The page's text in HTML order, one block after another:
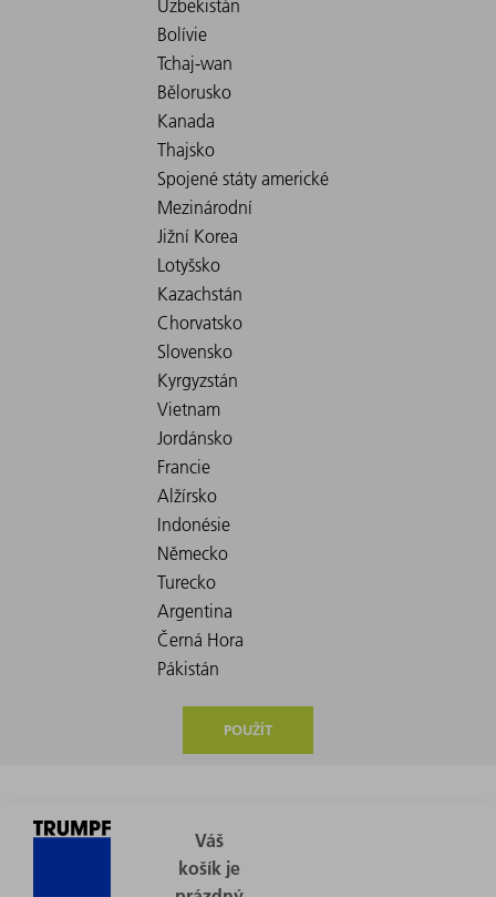
POUŽÍT